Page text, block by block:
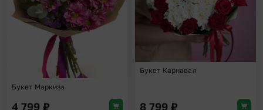
Букет Маркиза
4 799 ₽
Букет Карнавал
8 799 ₽